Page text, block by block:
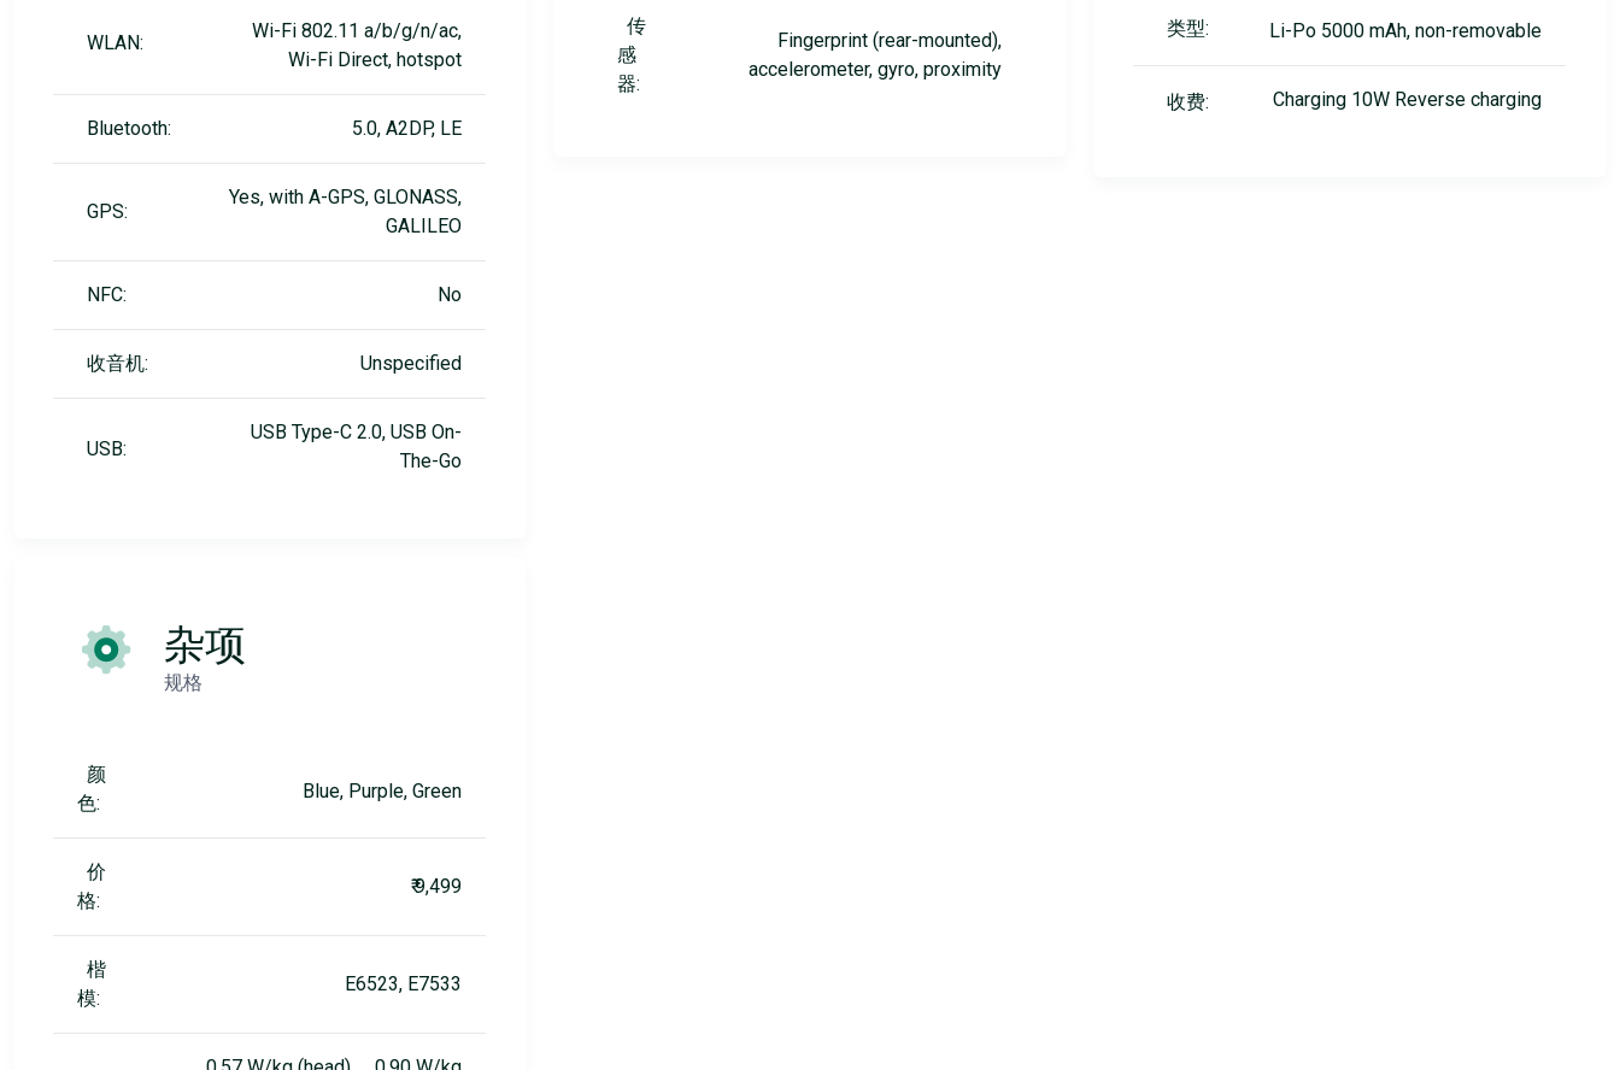
WLAN:
Wi-Fi 802.11 a/b/g/n/ac,
Wi-Fi Direct, hotspot
Bluetooth: 5.0, A2DP, LE
GPS:
Yes, with A-GPS, GLONASS,
GALILEO
NFC: No
收音机: Unspecified
USB:
USB Type-C 2.0, USB On-
The-Go
传
感
器:
Fingerprint (rear-mounted),
accelerometer, gyro, proximity
类型: Li-Po 5000 mAh, non-removable
收费: Charging 10W Reverse charging
杂项
规格
颜
色:
Blue, Purple, Green
价
格:
₹ 9,499
楷
模:
E6523, E7533